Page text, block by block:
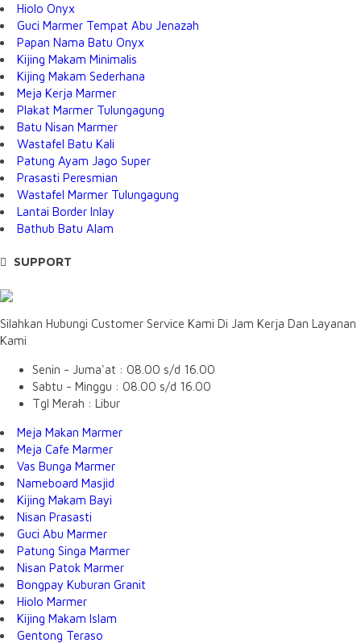
Hiolo Onyx
Guci Marmer Tempat Abu Jenazah
Papan Nama Batu Onyx
Kijing Makam Minimalis
Kijing Makam Sederhana
Meja Kerja Marmer
Plakat Marmer Tulungagung
Batu Nisan Marmer
Wastafel Batu Kali
Patung Ayam Jago Super
Prasasti Peresmian
Wastafel Marmer Tulungagung
Lantai Border Inlay
Bathub Batu Alam
SUPPORT
Silahkan Hubungi Customer Service Kami Di Jam Kerja Dan Layanan
Kami
Senin - Juma'at : 08.00 s/d 16.00
Sabtu - Minggu : 08.00 s/d 16.00
Tgl Merah : Libur
Meja Makan Marmer
Meja Cafe Marmer
Vas Bunga Marmer
Nameboard Masjid
Kijing Makam Bayi
Nisan Prasasti
Guci Abu Marmer
Patung Singa Marmer
Nisan Patok Marmer
Bongpay Kuburan Granit
Hiolo Marmer
Kijing Makam Islam
Gentong Teraso